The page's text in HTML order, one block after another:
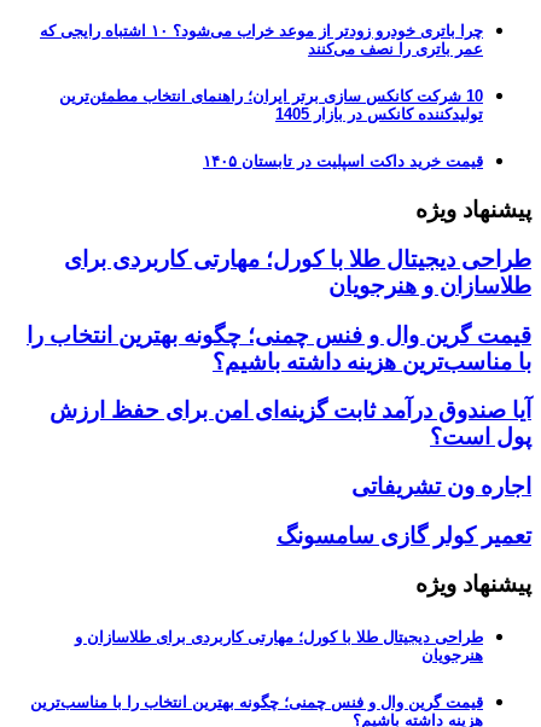
چرا باتری خودرو زودتر از موعد خراب می‌شود؟ ۱۰ اشتباه رایجی که
عمر باتری را نصف می‌کنند
10 شرکت کانکس سازی برتر ایران؛ راهنمای انتخاب مطمئن‌ترین
تولیدکننده کانکس در بازار 1405
قیمت خرید داکت اسپلیت در تابستان ۱۴۰۵
پیشنهاد ویژه
طراحی دیجیتال طلا با کورل؛ مهارتی کاربردی برای
طلاسازان و هنرجویان
قیمت گرین وال و فنس چمنی؛ چگونه بهترین انتخاب را
با مناسب‌ترین هزینه داشته باشیم؟
آیا صندوق درآمد ثابت گزینه‌ای امن برای حفظ ارزش
پول است؟
اجاره ون تشریفاتی
تعمیر کولر گازی سامسونگ
پیشنهاد ویژه
طراحی دیجیتال طلا با کورل؛ مهارتی کاربردی برای طلاسازان و
هنرجویان
قیمت گرین وال و فنس چمنی؛ چگونه بهترین انتخاب را با مناسب‌ترین
هزینه داشته باشیم؟